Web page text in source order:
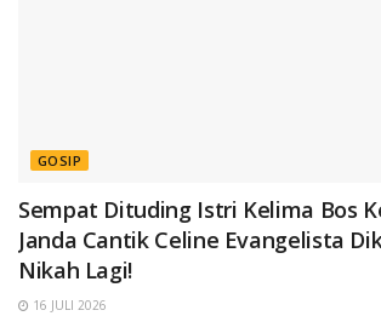
GOSIP
Sempat Dituding Istri Kelima Bos
Janda Cantik Celine Evangelista
Nikah Lagi!
16 JULI 2026